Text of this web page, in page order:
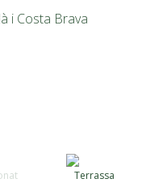
i Costa Brava
Terrassa